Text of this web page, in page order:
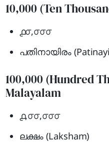
10,000 (Ten
൧൦,൦൦൦
പതിനായിരം
100,000 (Hundred
Malayalam
൧,൦൦,൦൦൦
ലക്ഷം (Laksham)